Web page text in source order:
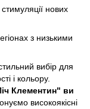
нових
з низькими
вибір для
і кольору.
Клементин" ви
високоякісні